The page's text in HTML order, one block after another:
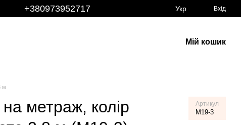
+380973952717 Укр Вхід
Мій кошик
м
метраж, колір
Артикул
M19-3